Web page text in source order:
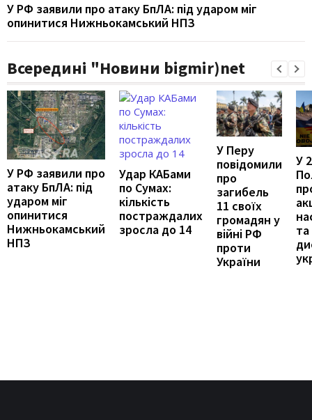
У РФ заявили про атаку БпЛА: під ударом міг
опинитися Нижньокамський НПЗ
Всередині "Новини bigmir)net
У РФ заявили про
атаку БпЛА: під
ударом міг
опинитися
Нижньокамський
НПЗ
Удар КАБами
по Сумах:
кількість
постраждалих
зросла до 14
У Перу
повідомили
про
загибель
11 своїх
громадян у
війні РФ
проти
України
У
та